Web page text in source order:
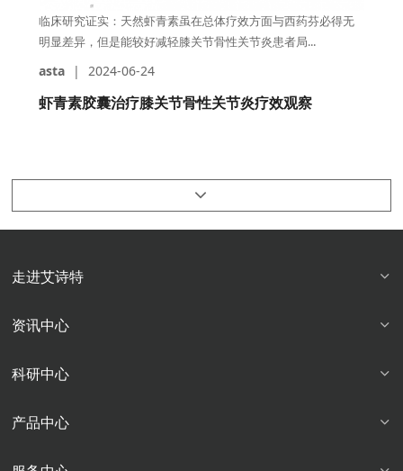
临床研究证实：天然虾青素虽在总体疗效方面与西药芬必得无
明显差异，但是能较好减轻膝关节骨性关节炎患者局...
asta | 2024-06-24
虾青素胶囊治疗膝关节骨性关节炎疗效观察
走进艾诗特
资讯中心
科研中心
产品中心